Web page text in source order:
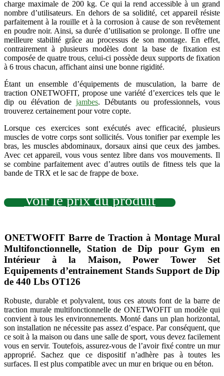
charge maximale de 200 kg. Ce qui la rend accessible à un grand
nombre d’utilisateurs. En dehors de sa solidité, cet appareil résiste
parfaitement à la rouille et à la corrosion à cause de son revêtement
en poudre noir. Ainsi, sa durée d’utilisation se prolonge. Il offre une
meilleure stabilité grâce au processus de son montage. En effet,
contrairement à plusieurs modèles dont la base de fixation est
composée de quatre trous, celui-ci possède deux supports de fixation
à 6 trous chacun, affichant ainsi une bonne rigidité.
Étant un ensemble d’équipements de musculation, la barre de
traction ONETWOFIT, propose une variété d’exercices tels que le
dip ou élévation de jambes. Débutants ou professionnels, vous
trouverez certainement pour votre copte.
Lorsque ces exercices sont exécutés avec efficacité, plusieurs
muscles de votre corps sont sollicités. Vous tonifier par exemple les
bras, les muscles abdominaux, dorsaux ainsi que ceux des jambes.
Avec cet appareil, vous vous sentez libre dans vos mouvements. Il
se combine parfaitement avec d’autres outils de fitness tels que la
bande de TRX et le sac de frappe de boxe.
Voir le prix du produit
ONETWOFIT Barre de Traction à Montage Mural
Multifonctionnelle, Station de Dip pour Gym en
Intérieur à la Maison, Power Tower Set
Equipements d’entrainement Stands Support de Dip
de 440 Lbs OT126
Robuste, durable et polyvalent, tous ces atouts font de la barre de
traction murale multifonctionnelle de ONETWOFIT un modèle qui
convient à tous les environnements. Monté dans un plan horizontal,
son installation ne nécessite pas assez d’espace. Par conséquent, que
ce soit à la maison ou dans une salle de sport, vous devez facilement
vous en servir. Toutefois, assurez-vous de l’avoir fixé contre un mur
approprié. Sachez que ce dispositif n’adhère pas à toutes les
surfaces. Il est plus compatible avec un mur en brique ou en béton.